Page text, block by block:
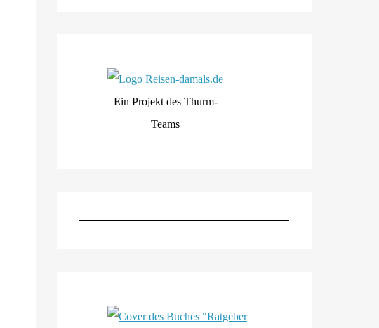
Ein Projekt des Thurm-
Teams